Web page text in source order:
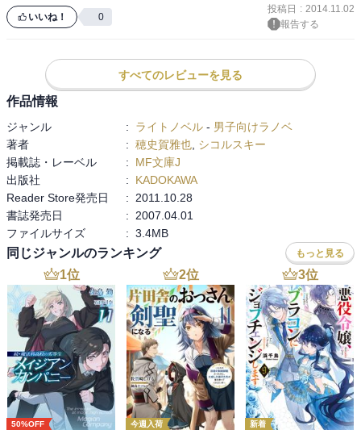
いいね！ 0
投稿日 : 2014.11.02
報告する
すべてのレビューを見る
作品情報
ジャンル : ライトノベル - 男子向けラノベ
著者
: 穂史賀雅也 シコルスキー
掲載誌・レーベル
:
MF文庫J
出版社
:
KADOKAWA
Reader Store発売日
:
2011.10.28
書誌発売日
:
2007.04.01
ファイルサイズ
: 3.4MB
同じジャンルのランキング もっと見る
1位
50%OFF
2位
今週入荷
3位
新着